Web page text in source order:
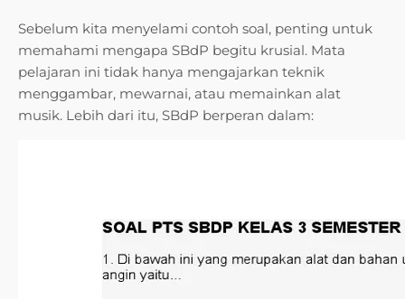
Sebelum kita menyelami contoh soal, penting untuk
memahami mengapa SBdP begitu krusial. Mata
pelajaran ini tidak hanya mengajarkan teknik
menggambar, mewarnai, atau memainkan alat
musik. Lebih dari itu, SBdP berperan dalam: